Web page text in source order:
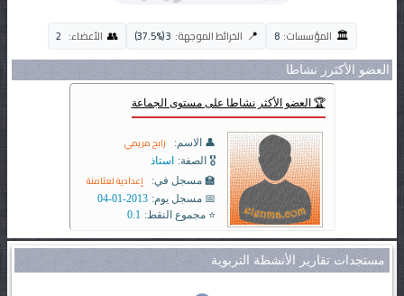
🏛️ المؤسسات: 8
📍 الخرائط الموجهة: 3 (37.5%)
👥 الأعضاء: 2
العضو الأكثرر نشاطا
🏆 العضو الأكثر نشاطا على مستوى الجماعة
👤 الاسم: رابح مريمي
🎖️ الصفة: استاذ
🏫 مسجل في:
إعدادية لعثامنة
📅 مسجل يوم: 2013-01-04
⭐ مجموع النقط: 0.1
مستجدات تقارير الأنشطة التربوية